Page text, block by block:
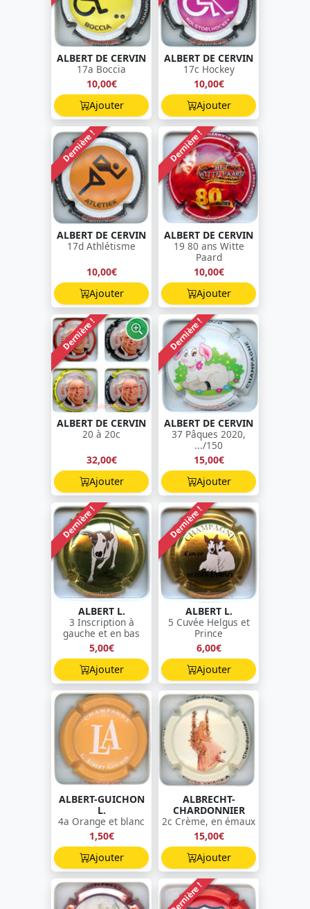
ALBERT DE CERVIN
17a Boccia
10,00€
Ajouter
ALBERT DE CERVIN
17c Hockey
10,00€
Ajouter
Dernière !
ALBERT DE CERVIN
17d Athlétisme
10,00€
Ajouter
Dernière !
ALBERT DE CERVIN
19 80 ans Witte
Paard
10,00€
Ajouter
Dernière !
ALBERT DE CERVIN
20 à 20c
32,00€
Ajouter
Dernière !
ALBERT DE CERVIN
37 Pâques 2020,
.../150
15,00€
Ajouter
Dernière !
ALBERT L.
3 Inscription à
gauche et en bas
5,00€
Ajouter
Dernière !
ALBERT L.
5 Cuvée Helgus et
Prince
6,00€
Ajouter
ALBERT-GUICHON
L.
4a Orange et blanc
1,50€
Ajouter
ALBRECHT-
CHARDONNIER
2c Crème, en émaux
15,00€
Ajouter
Dernière !